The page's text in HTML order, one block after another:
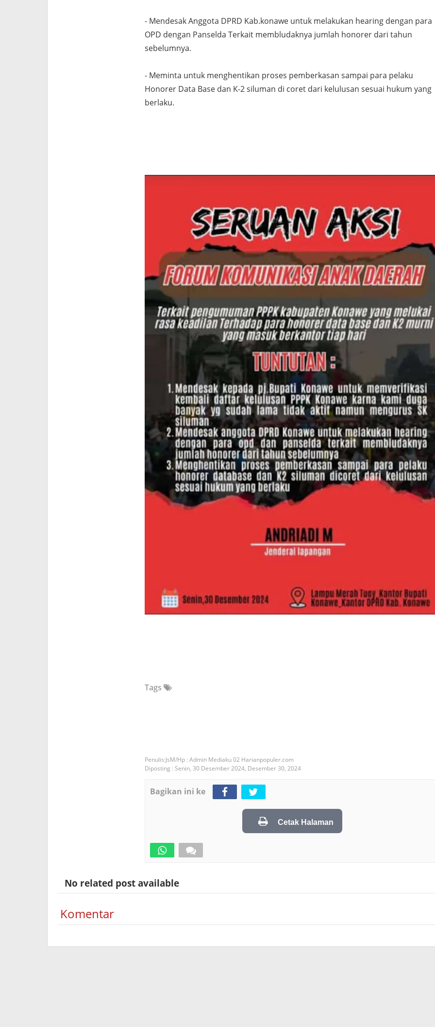
- Mendesak Anggota DPRD Kab.konawe untuk melakukan hearing dengan para
OPD dengan Panselda Terkait membludaknya jumlah honorer dari tahun
sebelumnya.
- Meminta untuk menghentikan proses pemberkasan sampai para pelaku
Honorer Data Base dan K-2 siluman di coret dari kelulusan sesuai hukum yang
berlaku.
Tags
JsM/Hp : Admin Mediaku 02 Harianpopuler.com
Diposting : Senin, 30 Desember 2024, Desember 30, 2024
Bagikan ini ke
Cetak Halaman
No related post available
Komentar